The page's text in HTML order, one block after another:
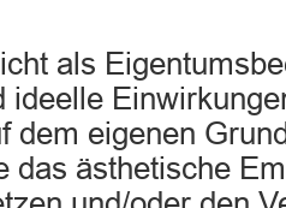
als
ideelle
dem eigenen
das ästhetische